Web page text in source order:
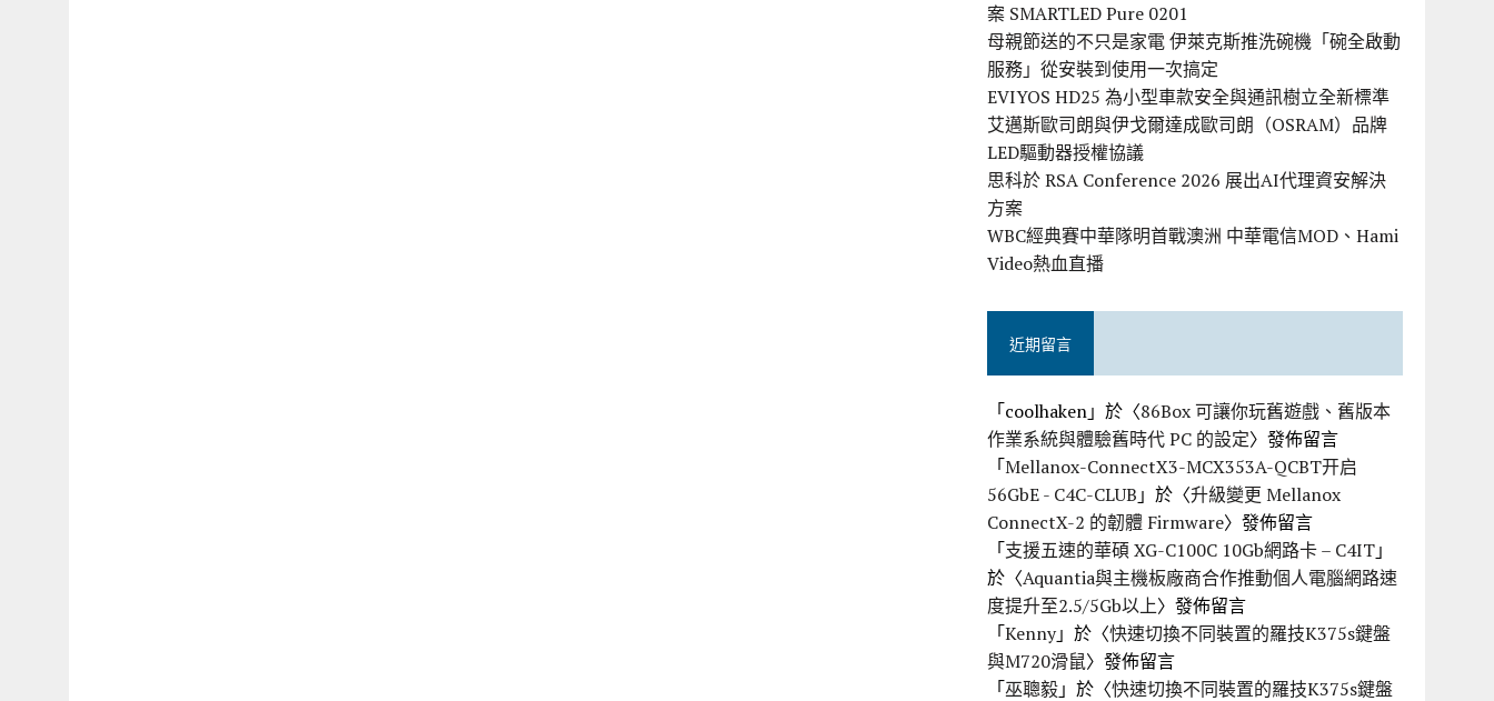
案 SMARTLED Pure 0201
母親節送的不只是家電 伊萊克斯推洗碗機「碗全啟動
服務」從安裝到使用一次搞定
EVIYOS HD25 為小型車款安全與通訊樹立全新標準
艾邁斯歐司朗與伊戈爾達成歐司朗（OSRAM）品牌
LED驅動器授權協議
思科於 RSA Conference 2026 展出AI代理資安解決
方案
WBC經典賽中華隊明首戰澳洲 中華電信MOD、Hami
Video熱血直播
近期留言
「coolhaken」於〈86Box 可讓你玩舊遊戲、舊版本
作業系統與體驗舊時代 PC 的設定〉發佈留言
「Mellanox-ConnectX3-MCX353A-QCBT开启
56GbE - C4C-CLUB 」於〈升級變更 Mellanox
ConnectX-2 的韌體 Firmware〉發佈留言
「支援五速的華碩 XG-C100C 10Gb網路卡 – C4IT」
於〈Aquantia與主機板廠商合作推動個人電腦網路速
度提升至2.5/5Gb以上〉發佈留言
「Kenny」於〈快速切換不同裝置的羅技K375s鍵盤
與M720滑鼠〉發佈留言
「巫聰毅」於〈快速切換不同裝置的羅技K375s鍵盤